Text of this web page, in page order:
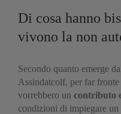
Di cosa hanno
vivono la non
Secondo quanto emerge
Assindatcolf, per far
vorrebbero un contributo
condizioni di impiegare